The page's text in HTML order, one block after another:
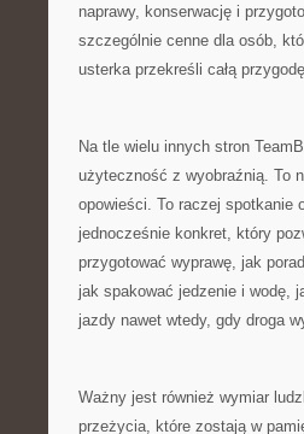
naprawy, konserwację i
szczególnie cenne dla osób,
usterka przekreśli całą
Na tle wielu innych stron
użyteczność z wyobraźnią. To
opowieści. To raczej spotkanie
jednocześnie konkret, który
przygotować wyprawę, jak
jak spakować jedzenie i wodę,
jazdy nawet wtedy, gdy droga
Ważny jest również wymiar
przeżycia, które zostają w